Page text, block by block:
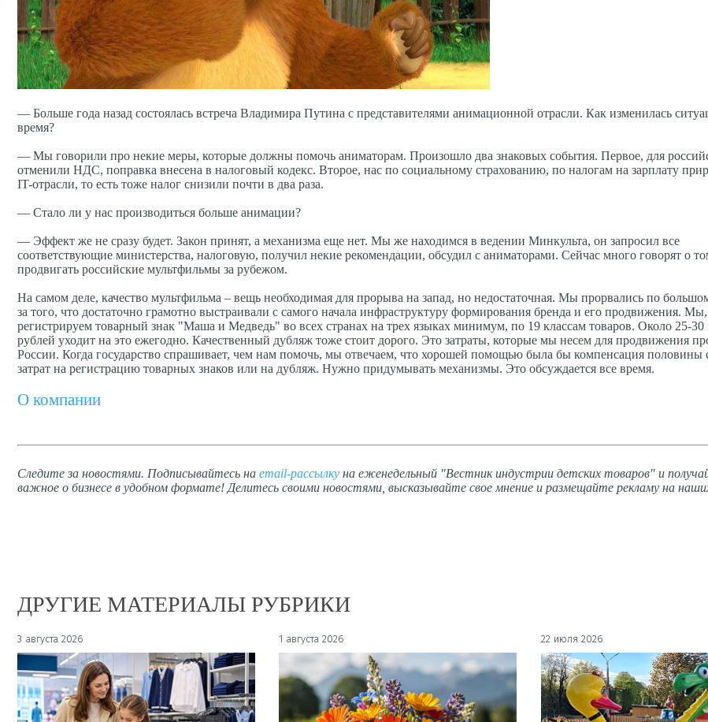
— Больше года назад состоялась встреча Владимира Путина с представителями анимационной отрасли. Как изменилась
время?
— Мы говорили про некие меры, которые должны помочь аниматорам. Произошло два знаковых события. Первое, для
отменили НДС, поправка внесена в налоговый кодекс. Второе, нас по социальному страхованию, по налогам на зарплату
IT-отрасли, то есть тоже налог снизили почти в два раза.
— Стало ли у нас производиться больше анимации?
— Эффект же не сразу будет. Закон принят, а механизма еще нет. Мы же находимся в ведении Минкульта, он запросил все
соответствующие министерства, налоговую, получил некие рекомендации, обсудил с аниматорами. Сейчас много говорят о
продвигать российские мультфильмы за рубежом.
На самом деле, качество мультфильма – вещь необходимая для прорыва на запад, но недостаточная. Мы прорвались по
за того, что достаточно грамотно выстраивали с самого начала инфраструктуру формирования бренда и его продвижения.
регистрируем товарный знак "Маша и Медведь" во всех странах на трех языках минимум, по 19 классам товаров. Около 25-
рублей уходит на это ежегодно. Качественный дубляж тоже стоит дорого. Это затраты, которые мы несем для продвижения
России. Когда государство спрашивает, чем нам помочь, мы отвечаем, что хорошей помощью была бы компенсация
затрат на регистрацию товарных знаков или на дубляж. Нужно придумывать механизмы. Это обсуждается все время.
О компании
Следите за новостями. Подписывайтесь на email-рассылку на еженедельный "Вестник индустрии детских товаров" и
важное о бизнесе в удобном формате! Делитесь своими новостями, высказывайте свое мнение и размещайте рекламу на
ДРУГИЕ МАТЕРИАЛЫ РУБРИКИ
3 августа 2026 1 августа 2026 22 июля 2026